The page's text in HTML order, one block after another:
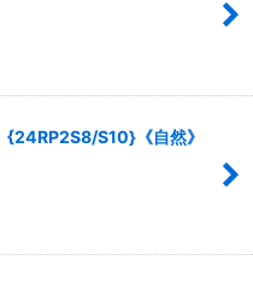
{24RP2S8/S10}《自然》